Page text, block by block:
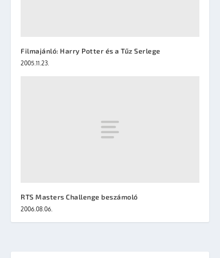
Filmajánló: Harry Potter és a Tűz Serlege
2005.11.23.
RTS Masters Challenge beszámoló
2006.08.06.